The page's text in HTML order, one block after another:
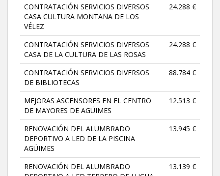
CONTRATACIÓN SERVICIOS DIVERSOS
CASA CULTURA MONTAÑA DE LOS
VÉLEZ
24.288 €
CONTRATACIÓN SERVICIOS DIVERSOS
CASA DE LA CULTURA DE LAS ROSAS
24.288 €
CONTRATACIÓN SERVICIOS DIVERSOS
DE BIBLIOTECAS
88.784 €
MEJORAS ASCENSORES EN EL CENTRO
DE MAYORES DE AGÜIMES
12.513 €
RENOVACIÓN DEL ALUMBRADO
DEPORTIVO A LED DE LA PISCINA
AGÜIMES
13.945 €
RENOVACIÓN DEL ALUMBRADO
13.139 €